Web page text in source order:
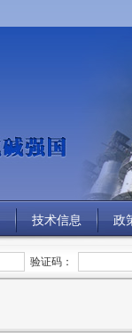
技术信息 政
验证码：